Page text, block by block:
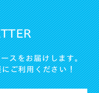
スをお届けします。
ご利用ください！